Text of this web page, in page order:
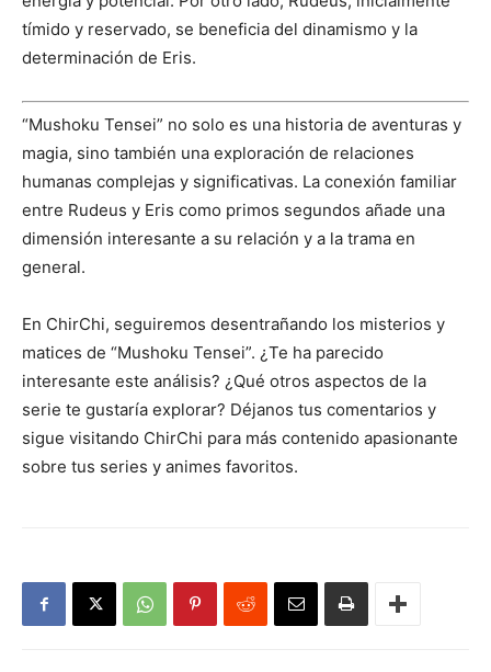
tímido y reservado, se beneficia del dinamismo y la
determinación de Eris.
“Mushoku Tensei” no solo es una historia de aventuras y
magia, sino también una exploración de relaciones
humanas complejas y significativas. La conexión familiar
entre Rudeus y Eris como primos segundos añade una
dimensión interesante a su relación y a la trama en
general.
En ChirChi, seguiremos desentrañando los misterios y
matices de “Mushoku Tensei”. ¿Te ha parecido
interesante este análisis? ¿Qué otros aspectos de la
serie te gustaría explorar? Déjanos tus comentarios y
sigue visitando ChirChi para más contenido apasionante
sobre tus series y animes favoritos.